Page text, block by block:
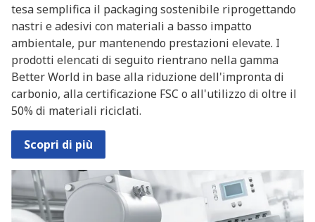
tesa semplifica il packaging sostenibile riprogettando
nastri e adesivi con materiali a basso impatto
ambientale, pur mantenendo prestazioni elevate. I
prodotti elencati di seguito rientrano nella gamma
Better World in base alla riduzione dell'impronta di
carbonio, alla certificazione FSC o all'utilizzo di oltre il
50% di materiali riciclati.
Scopri di più